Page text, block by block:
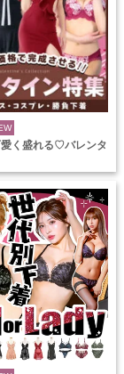
く盛れる♡バレンタ